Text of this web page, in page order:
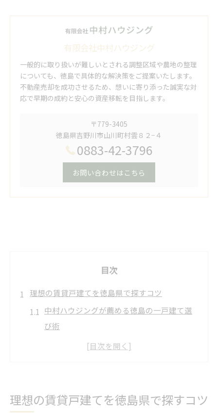
有限会社中村ハウジング
一般的に取り扱いが難しいとされる調整区域や農地の整理
についても、徳島で具体的な解決策をご提案いたします。
不動産売却を成功させるため、想いに寄り添った誠実な対
応で早期の成約と安心の資産移転を目指します。
〒779-3405
徳島県吉野川市山川町村雲８２−４
0883-42-3796
お問い合わせはこちら
目次
理想の賃貸戸建てを徳島県で探すコツ
中村ハウジングが薦める徳島の一戸建て選
び術
賃貸戸建ての間取り選定と地域のチェック
理想の賃貸戸建てを徳島県で探すコツ